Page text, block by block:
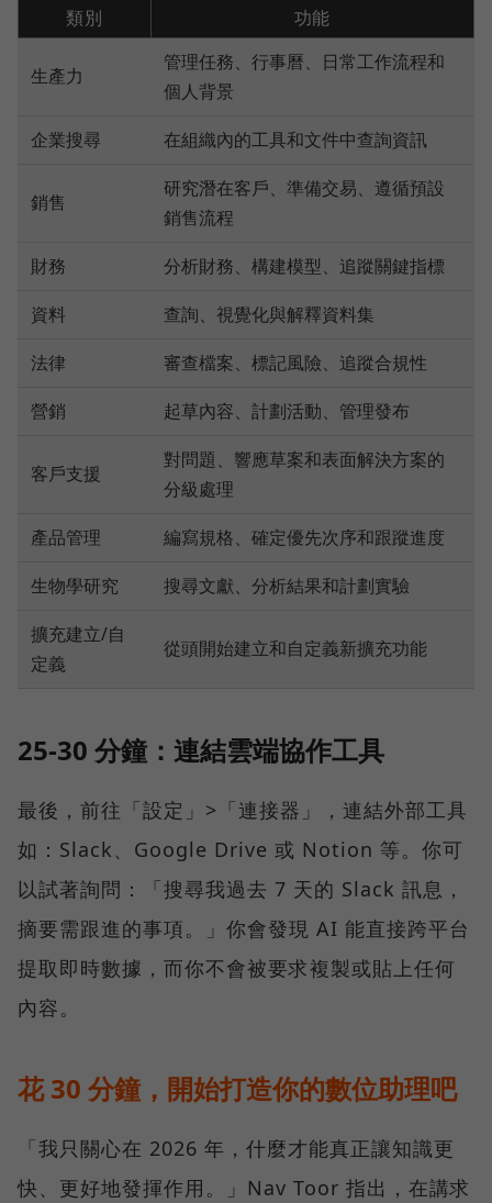
類別 功能
生產力
管理任務、行事曆、日常工作流程和
個人背景
企業搜尋
在組織內的工具和文件中查詢資訊
銷售
研究潛在客戶、準備交易、遵循預設
銷售流程
財務
分析財務、構建模型、追蹤關鍵指標
資料
查詢、視覺化與解釋資料集
法律
審查檔案、標記風險、追蹤合規性
營銷
起草內容、計劃活動、管理發布
客戶支援
對問題、響應草案和表面解決方案的
分級處理
產品管理
編寫規格、確定優先次序和跟蹤進度
生物學研究
搜尋文獻、分析結果和計劃實驗
擴充建立/自
定義
從頭開始建立和自定義新擴充功能
25-30 分鐘：連結雲端協作工具
最後，前往「設定」>「連接器」，連結外部工具
如：Slack、Google Drive 或 Notion 等。你可
以試著詢問：「搜尋我過去 7 天的 Slack 訊息，
摘要需跟進的事項。」你會發現 AI 能直接跨平台
提取即時數據，而你不會被要求複製或貼上任何
內容。
花 30 分鐘，開始打造你的數位助理吧
「我只關心在 2026 年，什麼才能真正讓知識更
快、更好地發揮作用。」Nav Toor 指出，在講求